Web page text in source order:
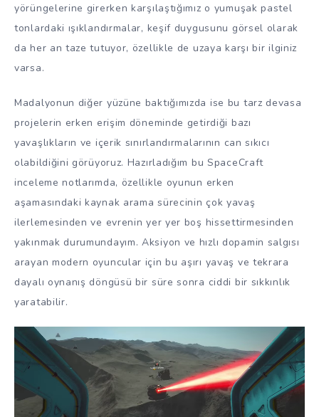
yörüngelerine girerken karşılaştığımız o yumuşak pastel
tonlardaki ışıklandırmalar, keşif duygusunu görsel olarak
da her an taze tutuyor, özellikle de uzaya karşı bir ilginiz
varsa.
Madalyonun diğer yüzüne baktığımızda ise bu tarz devasa
projelerin erken erişim döneminde getirdiği bazı
yavaşlıkların ve içerik sınırlandırmalarının can sıkıcı
olabildiğini görüyoruz. Hazırladığım bu SpaceCraft
inceleme notlarımda, özellikle oyunun erken
aşamasındaki kaynak arama sürecinin çok yavaş
ilerlemesinden ve evrenin yer yer boş hissettirmesinden
yakınmak durumundayım. Aksiyon ve hızlı dopamin salgısı
arayan modern oyuncular için bu aşırı yavaş ve tekrara
dayalı oynanış döngüsü bir süre sonra ciddi bir sıkkınlık
yaratabilir.